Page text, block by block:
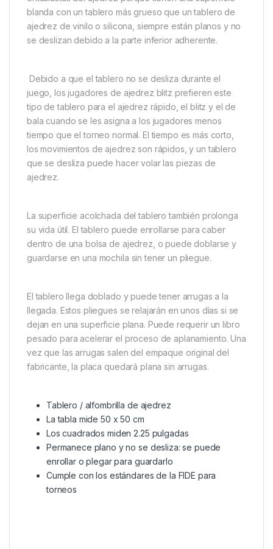
blanda con un tablero más grueso que un tablero de
ajedrez de vinilo o silicona, siempre están planos y no
se deslizan debido a la parte inferior adherente.
Debido a que el tablero no se desliza durante el
juego, los jugadores de ajedrez blitz prefieren este
tipo de tablero para el ajedrez rápido, el blitz y el de
bala cuando se les asigna a los jugadores menos
tiempo que el torneo normal. El tiempo es más corto,
los movimientos de ajedrez son rápidos, y un tablero
que se desliza puede hacer volar las piezas de
ajedrez.
La superficie acolchada del tablero también prolonga
su vida útil. El tablero puede enrollarse para caber
dentro de una bolsa de ajedrez, o puede doblarse y
guardarse en una mochila sin tener un pliegue.
El tablero llega doblado y puede tener arrugas a la
llegada. Estos pliegues se relajarán en unos días si se
dejan en una superficie plana. Puede requerir un libro
pesado para acelerar el proceso de aplanamiento. Una
vez que las arrugas salen del empaque original del
fabricante, la placa quedará plana sin arrugas.
Tablero / alfombrilla de ajedrez
La tabla mide 50 x 50 cm
Los cuadrados miden 2.25 pulgadas
Permanece plano y no se desliza: se puede
enrollar o plegar para guardarlo
Cumple con los estándares de la FIDE para
torneos